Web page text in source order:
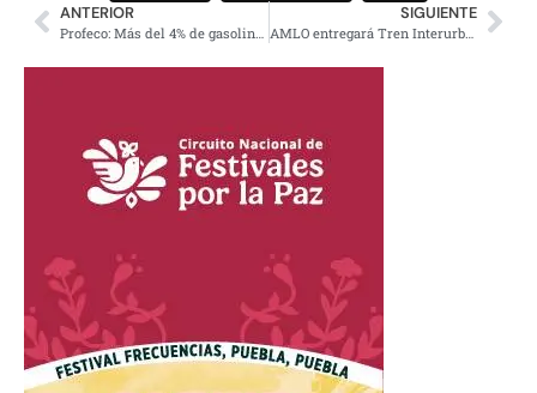
ANTERIOR SIGUIENTE
AMLO entregará Tren Interurbano en 2022, su costo se triplicó, asegura